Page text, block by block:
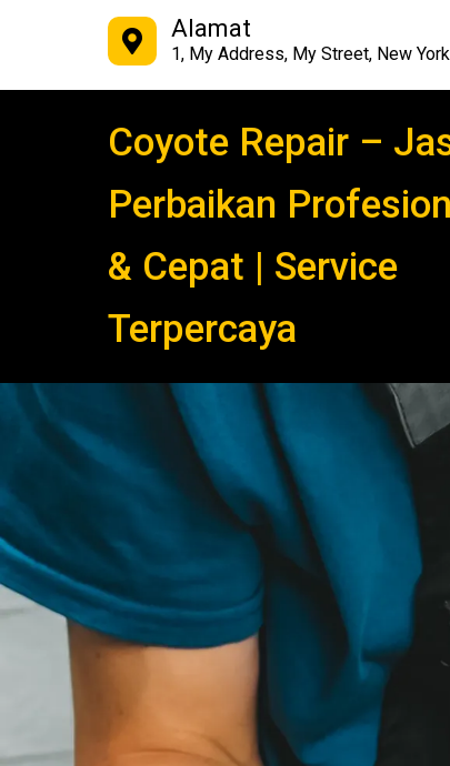
Alamat
1, My Address, My Street, New York
Coyote Repair –
Perbaikan
& Cepat | Service
Terpercaya